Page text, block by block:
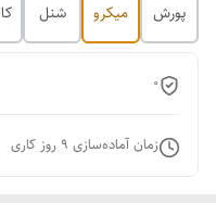
پورش میکرو شنل
0
زمان آماده‌سازی 9 روز کاری